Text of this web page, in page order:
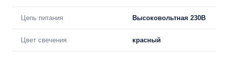
Цепь питания Высоковольтная 230В
Цвет свечения красный